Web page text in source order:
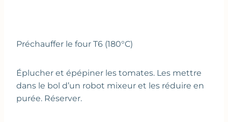
Préchauffer le four T6 (180°C)
Éplucher et épépiner les tomates. Les mettre
dans le bol d’un robot mixeur et les réduire en
purée. Réserver.